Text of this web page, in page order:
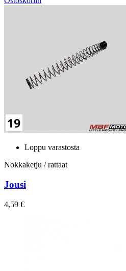
Loppu varastosta
Nokkaketju / rattaat
Jousi
4,59 €